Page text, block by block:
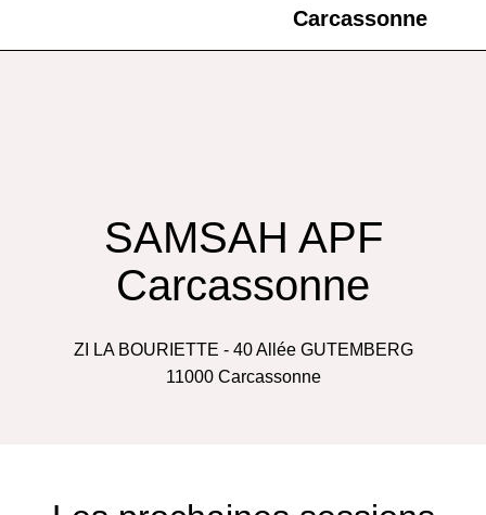
Carcassonne
SAMSAH APF
Carcassonne
ZI LA BOURIETTE - 40 Allée GUTEMBERG
11000 Carcassonne